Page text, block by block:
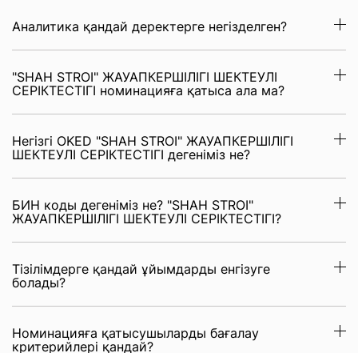
Аналитика қандай деректерге негізделген?
"SHAH STROI" ЖАУАПКЕРШІЛІГІ ШЕКТЕУЛІ
СЕРІКТЕСТІГІ номинацияға қатыса ала ма?
Негізгі OKED "SHAH STROI" ЖАУАПКЕРШІЛІГІ
ШЕКТЕУЛІ СЕРІКТЕСТІГІ дегеніміз не?
БИН коды дегеніміз не? "SHAH STROI"
ЖАУАПКЕРШІЛІГІ ШЕКТЕУЛІ СЕРІКТЕСТІГІ?
Тізілімдерге қандай ұйымдарды енгізуге
болады?
Номинацияға қатысушыларды бағалау
критерийлері қандай?